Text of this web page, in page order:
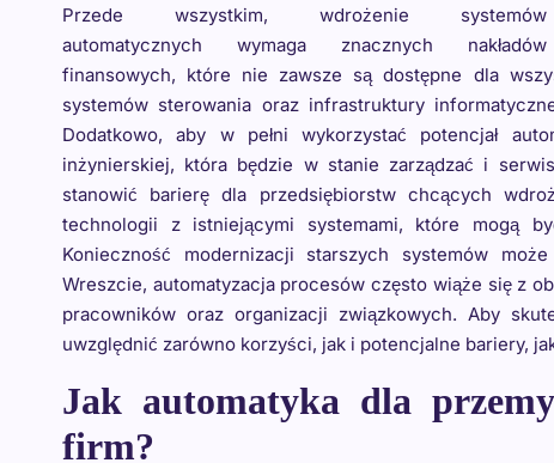
Przede wszystkim, wdrożenie systemów
automatycznych wymaga znacznych nakładów
finansowych, które nie zawsze są dostępne dla
systemów sterowania oraz infrastruktury
Dodatkowo, aby w pełni wykorzystać potencjał
inżynierskiej, która będzie w stanie zarządzać i
stanowić barierę dla przedsiębiorstw chcących
technologii z istniejącymi systemami, które mogą
Konieczność modernizacji starszych systemów
Wreszcie, automatyzacja procesów często wiąże się z
pracowników oraz organizacji związkowych. Aby
uwzględnić zarówno korzyści, jak i potencjalne bariery,
Jak automatyka dla
firm?